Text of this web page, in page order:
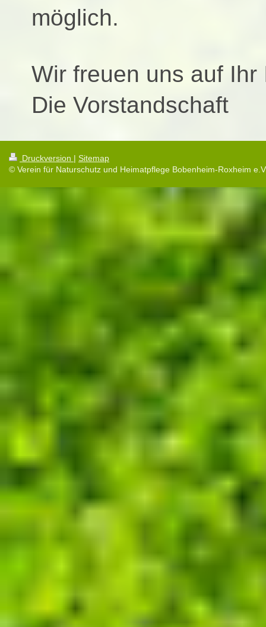
möglich.
Wir freuen uns auf Ihr
Die Vorstandschaft
Druckversion | Sitemap
© Verein für Naturschutz und Heimatpflege Bobenheim-Roxheim